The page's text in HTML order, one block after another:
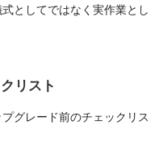
としてではなく実作業とし
リスト
グレード前のチェックリス